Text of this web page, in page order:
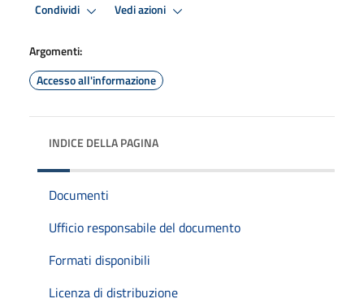
Condividi Vedi azioni
Argomenti:
Accesso all'informazione
INDICE DELLA PAGINA
Documenti
Ufficio responsabile del documento
Formati disponibili
Licenza di distribuzione